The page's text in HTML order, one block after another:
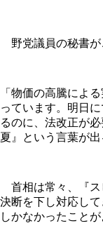
野党議員の秘書が
「物価の高騰によ
っています。明日
るのに、法改正が
夏』という言葉が出
首相は常々、『ス
決断を下し対応し
しかなかったことが